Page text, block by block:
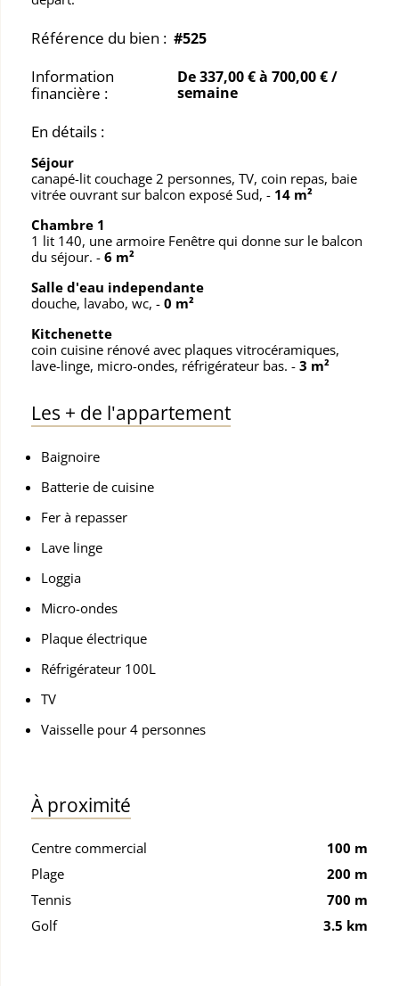
Référence du bien : #525
Information
financière :
De 337,00 € à 700,00 € /
semaine
En détails :
Séjour
canapé-lit couchage 2 personnes, TV, coin repas, baie
vitrée ouvrant sur balcon exposé Sud, - 14 m²
Chambre 1
1 lit 140, une armoire Fenêtre qui donne sur le balcon
du séjour. - 6 m²
Salle d'eau independante
douche, lavabo, wc, - 0 m²
Kitchenette
coin cuisine rénové avec plaques vitrocéramiques,
lave-linge, micro-ondes, réfrigérateur bas. - 3 m²
Les + de l'appartement
Baignoire
Batterie de cuisine
Fer à repasser
Lave linge
Loggia
Micro-ondes
Plaque électrique
Réfrigérateur 100L
TV
Vaisselle pour 4 personnes
À proximité
Centre commercial
100 m
Plage
200 m
Tennis
700 m
Golf
3.5 km